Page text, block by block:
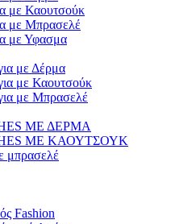
με Καουτσούκ
με Μπρασελέ
με Υφασμα
με Δέρμα
με Καουτσούκ
με Μπρασελέ
ΜΕ ΔΕΡΜΑ
ΜΕ ΚΑΟΥΤΣΟΥΚ
μπρασελέ
Fashion